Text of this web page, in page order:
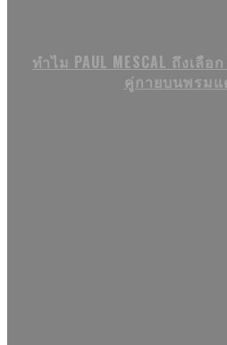
ทำไม PAUL MESCAL ถึงเลือ
คู่กายบนพรมแ